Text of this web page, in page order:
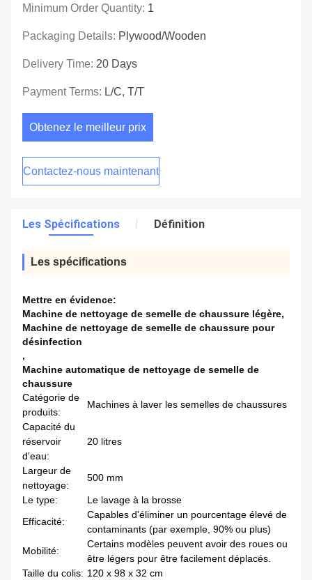
Minimum Order Quantity: 1
Packaging Details: Plywood/Wooden
Delivery Time: 20 Days
Payment Terms: L/C, T/T
Obtenez le meilleur prix
Contactez-nous maintenant
Les Spécifications Définition
Les spécifications
Mettre en évidence:
Machine de nettoyage de semelle de chaussure légère,
Machine de nettoyage de semelle de chaussure pour
désinfection
,
Machine automatique de nettoyage de semelle de
chaussure
Catégorie de
produits:
Machines à laver les semelles de chaussures
Capacité du
réservoir
d'eau:
20 litres
Largeur de
nettoyage:
500 mm
Le type:
Le lavage à la brosse
Efficacité:
Capables d'éliminer un pourcentage élevé de
contaminants (par exemple, 90% ou plus)
Mobilité:
Certains modèles peuvent avoir des roues ou
être légers pour être facilement déplacés.
Taille du colis: 120 x 98 x 32 cm